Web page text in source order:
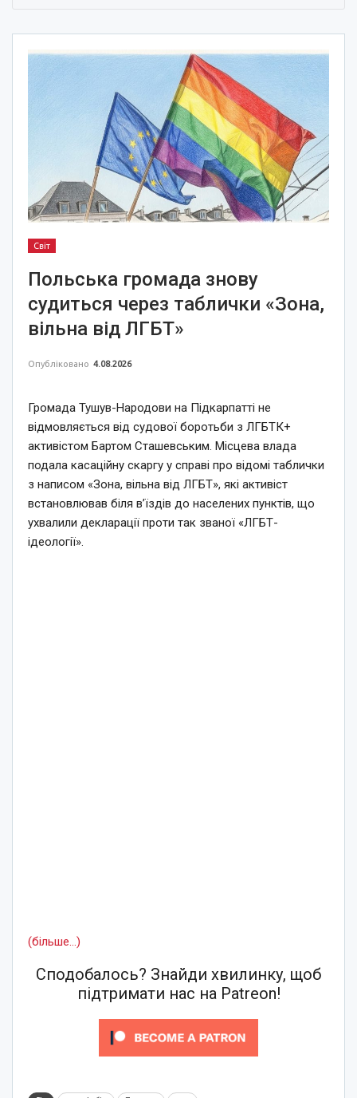
Світ
Польська громада знову
судиться через таблички «Зона,
вільна від ЛГБТ»
Опубліковано 4.08.2026
Громада Тушув-Народови на Підкарпатті не
відмовляється від судової боротьби з ЛГБТК+
активістом Бартом Сташевським. Місцева влада
подала касаційну скаргу у справі про відомі таблички
з написом «Зона, вільна від ЛГБТ», які активіст
встановлював біля в’їздів до населених пунктів, що
ухвалили декларації проти так званої «ЛГБТ-
ідеології».
(більше…)
Сподобалось? Знайди хвилинку, щоб
підтримати нас на Patreon!